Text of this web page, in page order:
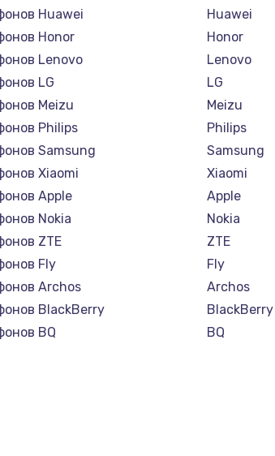
Huawei
Honor
Lenovo
LG
Meizu
Philips
Samsung
Xiaomi
Apple
Nokia
ZTE
Fly
Archos
BlackBerry
BQ
Huawei
Honor
Lenovo
LG
Meizu
Philips
Samsung
Xiaomi
Apple
Nokia
ZTE
Fly
Archos
BlackBerry
BQ